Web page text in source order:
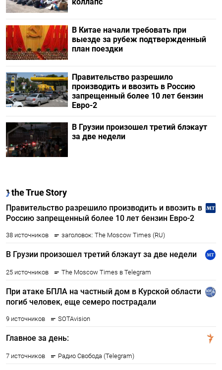
В Китае начали требовать при
выезде за рубеж подтвержденный
план поездки
Правительство разрешило
производить и ввозить в Россию
запрещенный более 10 лет бензин
Евро-2
В Грузии произошел третий блэкаут
за две недели